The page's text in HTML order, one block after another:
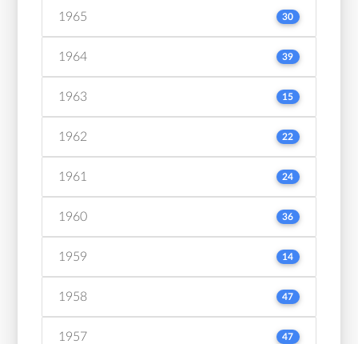
1965 30
1964 39
1963 15
1962 22
1961 24
1960 36
1959 14
1958 47
1957 47